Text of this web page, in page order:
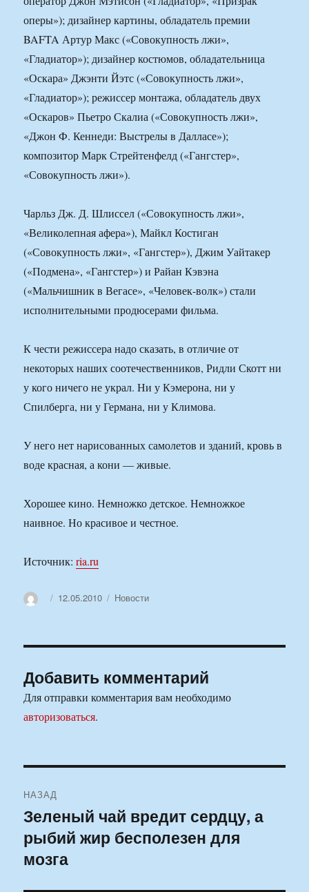
оперы»); дизайнер картины, обладатель премии
BAFTA Артур Макс («Совокупность лжи»,
«Гладиатор»); дизайнер костюмов, обладательница
«Оскара» Джэнти Йэтс («Совокупность лжи»,
«Гладиатор»); режиссер монтажа, обладатель двух
«Оскаров» Пьетро Скалиа («Совокупность лжи»,
«Джон Ф. Кеннеди: Выстрелы в Далласе»);
композитор Марк Стрейтенфелд («Гангстер»,
«Совокупность лжи»).
Чарльз Дж. Д. Шлиссел («Совокупность лжи»,
«Великолепная афера»), Майкл Костиган
(«Совокупность лжи», «Гангстер»), Джим Уайтакер
(«Подмена», «Гангстер») и Райан Кэвэна
(«Мальчишник в Вегасе», «Человек-волк») стали
исполнительными продюсерами фильма.
К чести режиссера надо сказать, в отличие от
некоторых наших соотечественников, Ридли Скотт ни
у кого ничего не украл. Ни у Кэмерона, ни у
Спилберга, ни у Германа, ни у Климова.
У него нет нарисованных самолетов и зданий, кровь в
воде красная, а кони — живые.
Хорошее кино. Немножко детское. Немножкое
наивное. Но красивое и честное.
Источник:ria.ru
АвторОпубликовано
12.05.2010 Рубрики
Новости
Добавить комментарий
Для отправки комментария вам необходимо
авторизоваться.
по
записям
НАЗАД
Предыдущая
запись:
Зеленый чай вредит сердцу, а
рыбий жир бесполезен для
мозга